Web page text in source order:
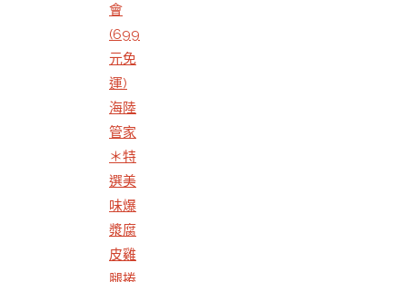
會
(699
元免
運)
海陸
管家
＊特
選美
味爆
漿腐
皮雞